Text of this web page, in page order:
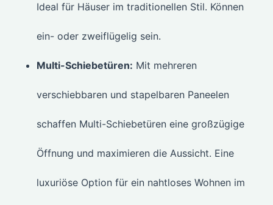
Ideal für Häuser im traditionellen Stil. Können
ein- oder zweiflügelig sein.
Multi-Schiebetüren: Mit mehreren
verschiebbaren und stapelbaren Paneelen
schaffen Multi-Schiebetüren eine großzügige
Öffnung und maximieren die Aussicht. Eine
luxuriöse Option für ein nahtloses Wohnen im